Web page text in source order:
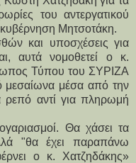
του αντεργατικού
Μητσοτάκη.
και υποσχέσεις για
αυτά νομοθετεί ο κ.
Τύπου του ΣΥΡΙΖΑ
μεσαίωνα μέσα από την
ρεπό αντί για πληρωμή
Θα χάσει τα
"θα έχει παραπάνω
ο κ. Χατζηδάκης»